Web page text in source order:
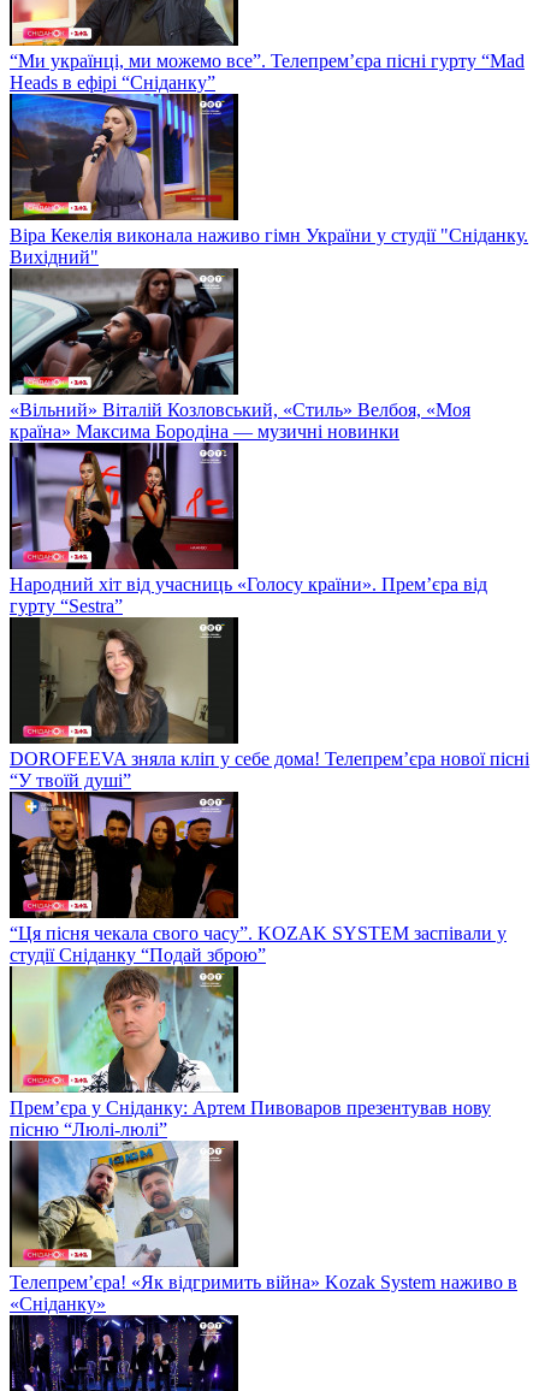
“Ми українці, ми можемо все”. Телепрем’єра пісні гурту “Mad
Heads в ефірі “Сніданку”
Віра Кекелія виконала наживо гімн України у студії "Сніданку.
Вихідний"
«Вільний» Віталій Козловський, «Стиль» Велбоя, «Моя
країна» Максима Бородіна — музичні новинки
Народний хіт від учасниць «Голосу країни». Прем’єра від
гурту “Sestra”
DOROFEEVA зняла кліп у себе дома! Телепрем’єра нової пісні
“У твоїй душі”
“Ця пісня чекала свого часу”. KOZAK SYSTEM заспівали у
студії Сніданку “Подай зброю”
Прем’єра у Сніданку: Артем Пивоваров презентував нову
пісню “Люлі-люлі”
Телепрем’єра! «Як відгримить війна» Kozak System наживо в
«Сніданку»